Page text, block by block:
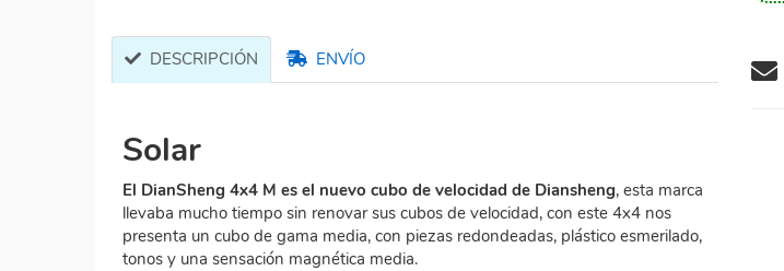
DESCRIPCIÓN ENVÍO
Solar
El DianSheng 4x4 M es el nuevo cubo de velocidad de Diansheng, esta marca
llevaba mucho tiempo sin renovar sus cubos de velocidad, con este 4x4 nos
presenta un cubo de gama media, con piezas redondeadas, plástico esmerilado,
tonos y una sensación magnética media.